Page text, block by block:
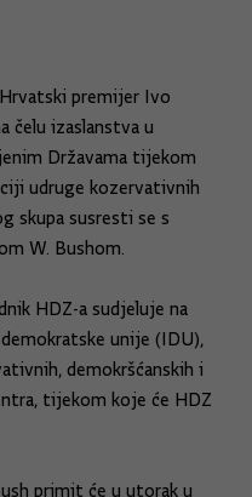
premijer Ivo
čelu izaslanstva u
Državama tijekom
udruge kozervativnih
skupa susresti se s
W. Bushom.
HDZ-a sudjeluje na
unije (IDU),
demokršćanskih i
tijekom koje će HDZ
primit će u utorak u